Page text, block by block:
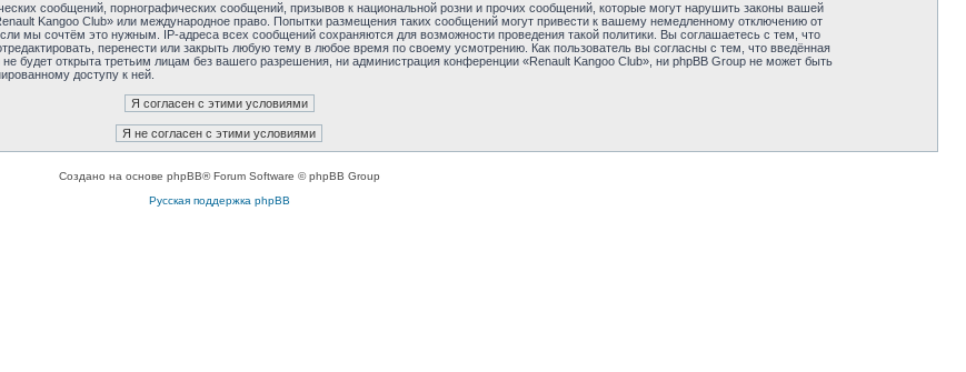
сообщений, порнографических сообщений, призывов к национальной розни и прочих сообщений, которые могут нарушить законы вашей
Kangoo Club» или международное право. Попытки размещения таких сообщений могут привести к вашему немедленному отключению от
мы сочтём это нужным. IP-адреса всех сообщений сохраняются для возможности проведения такой политики. Вы соглашаетесь с тем, что
перенести или закрыть любую тему в любое время по своему усмотрению. Как пользователь вы согласны с тем, что введённая
будет открыта третьим лицам без вашего разрешения, ни администрация конференции «Renault Kangoo Club», ни phpBB Group не может быть
доступу к ней.
Создано на основе phpBB® Forum Software © phpBB Group
Русская поддержка phpBB